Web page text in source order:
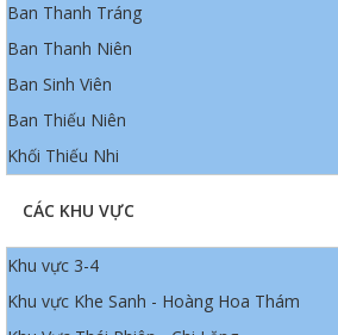
Ban Thanh Tráng
Ban Thanh Niên
Ban Sinh Viên
Ban Thiếu Niên
Khối Thiếu Nhi
CÁC KHU VỰC
Khu vực 3-4
Khu vực Khe Sanh - Hoàng Hoa Thám